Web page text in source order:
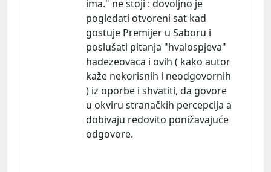
ima." ne stoji : dovoljno je
pogledati otvoreni sat kad
gostuje Premijer u Saboru i
poslušati pitanja "hvalospjeva"
hadezeovaca i ovih ( kako autor
kaže nekorisnih i neodgovornih
) iz oporbe i shvatiti, da govore
u okviru stranačkih percepcija a
dobivaju redovito ponižavajuće
odgovore.